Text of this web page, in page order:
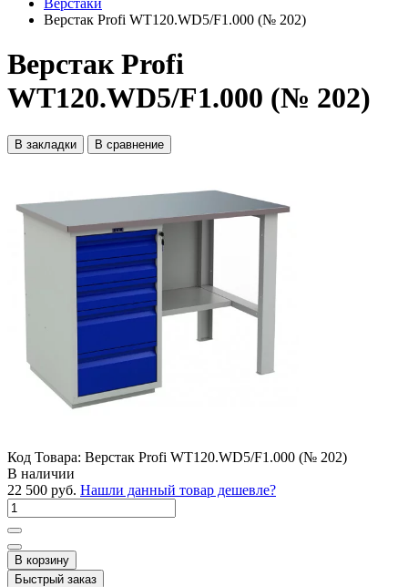
Верстаки
Верстак Profi WT120.WD5/F1.000 (№ 202)
Верстак Profi
WT120.WD5/F1.000 (№ 202)
В закладки В сравнение
Код Товара: Верстак Profi WT120.WD5/F1.000 (№ 202)
В наличии
22 500 руб. Нашли данный товар дешевле?
В корзину
Быстрый заказ